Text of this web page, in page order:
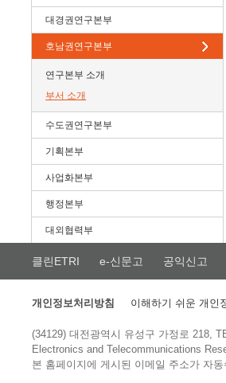
대경권연구본부
호남권연구본부
연구본부 소개
부서 소개
수도권연구본부
기획본부
사업화본부
행정본부
대외협력부
클린ETRI e-신문고 공익신고
개인정보처리방침 이해하기 쉬운 개인
(34129) 대전광역시 유성구 가정로 218,
Electronics and Telecommunications
본 홈페이지에 게시된 이메일 주소가 자